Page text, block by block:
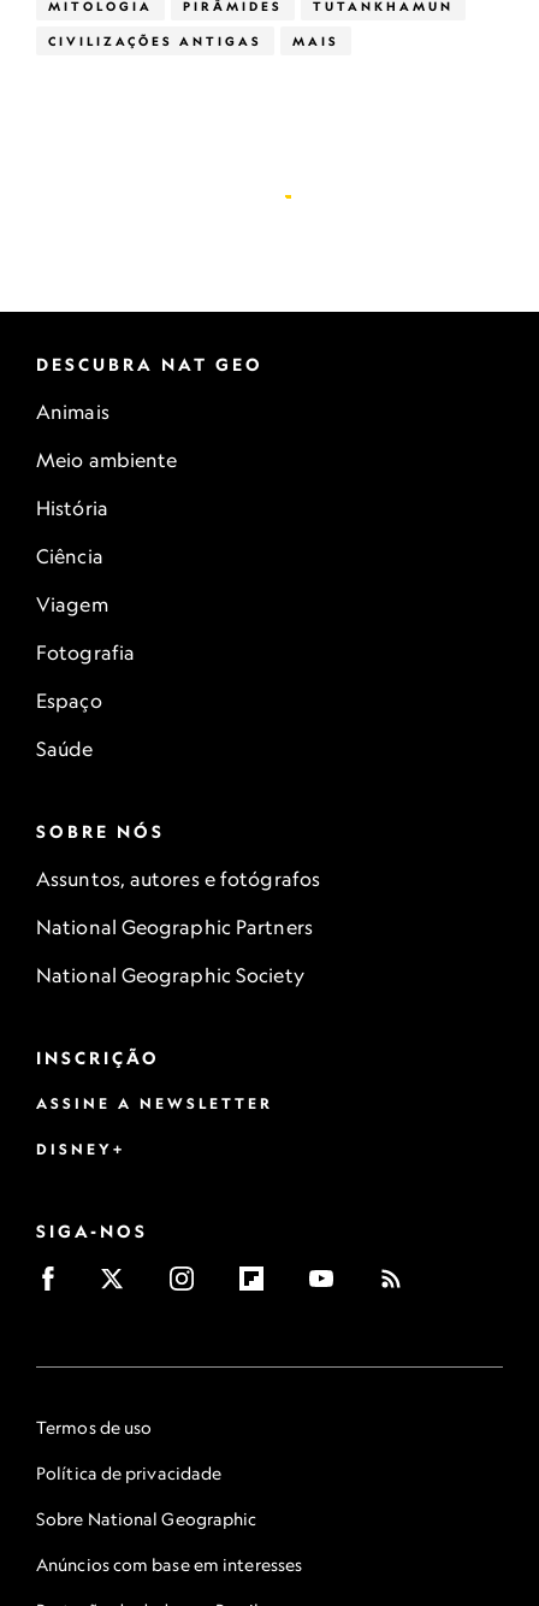
MITOLOGIA PIRÂMIDES TUTANKHAMUN
CIVILIZAÇÕES ANTIGAS MAIS
DESCUBRA NAT GEO
Animais
Meio ambiente
História
Ciência
Viagem
Fotografia
Espaço
Saúde
SOBRE NÓS
Assuntos, autores e fotógrafos
National Geographic Partners
National Geographic Society
INSCRIÇÃO
ASSINE A NEWSLETTER
DISNEY+
SIGA-NOS
Termos de uso
Política de privacidade
Sobre National Geographic
Anúncios com base em interesses